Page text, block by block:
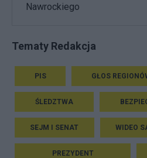
Nawrockiego
Tematy Redakcja
PIS GŁOS
ŚLEDZTWA
SEJM I SENAT WIDEO
PREZYDENT